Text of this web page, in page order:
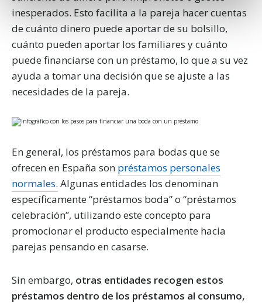
Obtenga más información sobre cómo se procesan sus
datos personales y establezca sus preferencias en la
sección de datos. Puede cambiar o retirar su
consentimiento en cualquier momento en la Declaración
de cookies.
Nettbureau utiliza cookies propias y de terceros con fines
preferencias.
algunos tipos de cookies y pulsar "Permitir la selección" para
aceptarlos. Visita nuestraPolítica de Cookies.
inesperados. Esto facilita a la pareja hacer cuentas
de cuánto dinero puede aportar de su bolsillo,
cuánto pueden aportar los familiares y cuánto
puede financiarse con un préstamo, lo que a su vez
ayuda a tomar una decisión que se ajuste a las
necesidades de la pareja.
En general, los préstamos para bodas que se
ofrecen en España son préstamos personales
normales. Algunas entidades los denominan
específicamente “préstamos boda” o “préstamos
celebración”, utilizando este concepto para
promocionar el producto especialmente hacia
parejas pensando en casarse.
Sin embargo, otras entidades recogen estos
préstamos dentro de los préstamos al consumo,